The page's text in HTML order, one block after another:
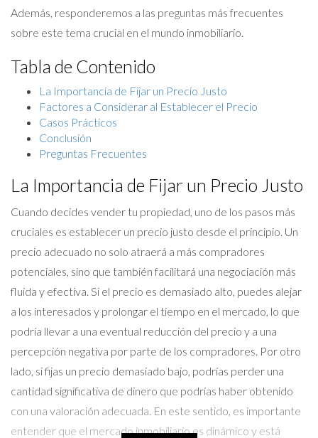
Además, responderemos a las preguntas más frecuentes
sobre este tema crucial en el mundo inmobiliario.
Tabla de Contenido
La Importancia de Fijar un Precio Justo
Factores a Considerar al Establecer el Precio
Casos Prácticos
Conclusión
Preguntas Frecuentes
La Importancia de Fijar un Precio Justo
Cuando decides vender tu propiedad, uno de los pasos más
cruciales es establecer un precio justo desde el principio. Un
precio adecuado no solo atraerá a más compradores
potenciales, sino que también facilitará una negociación más
fluida y efectiva. Si el precio es demasiado alto, puedes alejar
a los interesados y prolongar el tiempo en el mercado, lo que
podría llevar a una eventual reducción del precio y a una
percepción negativa por parte de los compradores. Por otro
lado, si fijas un precio demasiado bajo, podrías perder una
cantidad significativa de dinero que podrías haber obtenido
con una valoración adecuada. En este sentido, es importante
entender que el mercado inmobiliario es dinámico y está